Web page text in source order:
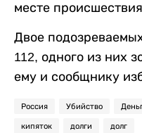
месте
Двое
112, одного из них
ему и сообщнику
Россия Убийство
кипяток долги долг